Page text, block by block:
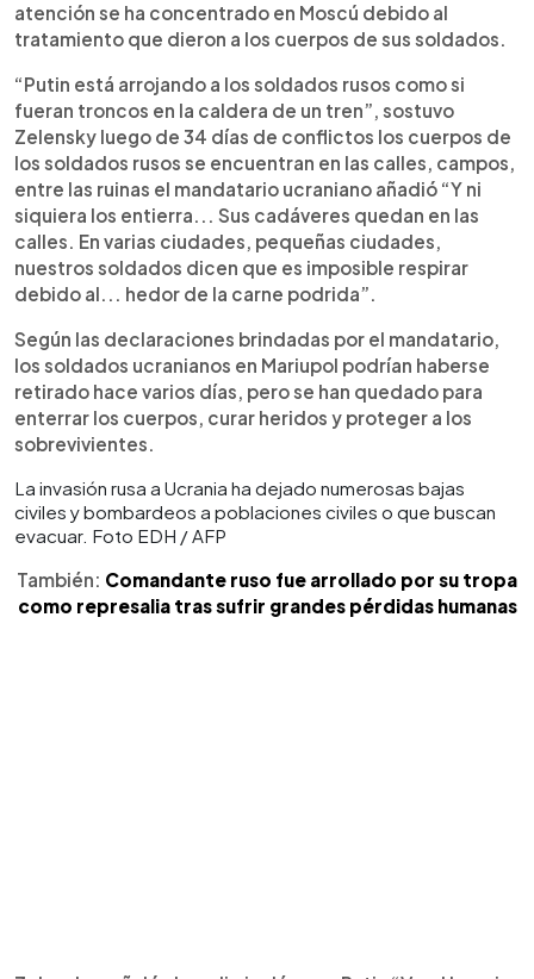
atención se ha concentrado en Moscú debido al
tratamiento que dieron a los cuerpos de sus soldados.
“Putin está arrojando a los soldados rusos como si
fueran troncos en la caldera de un tren”, sostuvo
Zelensky luego de 34 días de conflictos los cuerpos de
los soldados rusos se encuentran en las calles, campos,
entre las ruinas el mandatario ucraniano añadió “Y ni
siquiera los entierra... Sus cadáveres quedan en las
calles. En varias ciudades, pequeñas ciudades,
nuestros soldados dicen que es imposible respirar
debido al... hedor de la carne podrida”.
Según las declaraciones brindadas por el mandatario,
los soldados ucranianos en Mariupol podrían haberse
retirado hace varios días, pero se han quedado para
enterrar los cuerpos, curar heridos y proteger a los
sobrevivientes.
La invasión rusa a Ucrania ha dejado numerosas bajas
civiles y bombardeos a poblaciones civiles o que buscan
evacuar. Foto EDH / AFP
También: Comandante ruso fue arrollado por su tropa
como represalia tras sufrir grandes pérdidas humanas